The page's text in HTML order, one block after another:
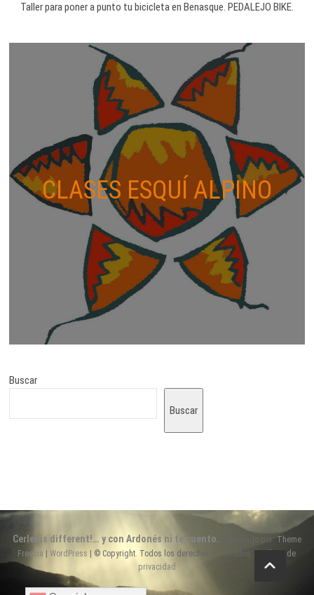
Taller para poner a punto tu bicicleta en Benasque. PEDALEJO BIKE.
CLASES ESQUÍ ALPINO
Buscar
Buscar
Cerler is different!… y con Ardonés ni te cuento. | Diseñado por: Theme
Freesia
|WordPress | © Copyright. Todos los derechos reservados. |
Política de
privacidad